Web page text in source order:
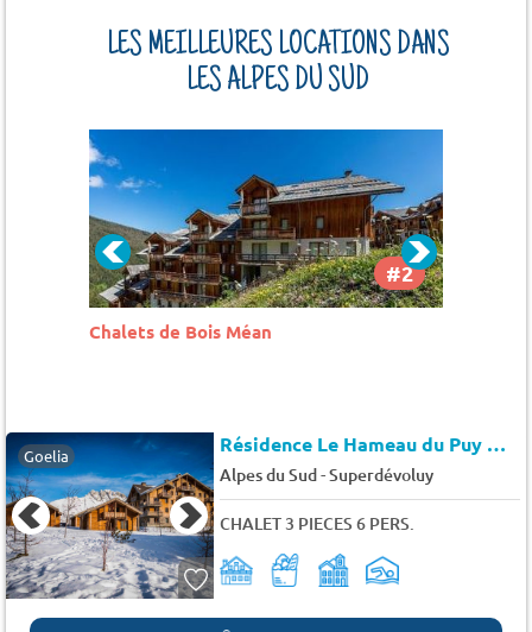
LES MEILLEURES LOCATIONS DANS
LES ALPES DU SUD
#3
Résidence La Combe d'Or
Goelia Résidence Le Hameau du Puy
Alpes du Sud-Superdévoluy
CHALET 3 PIECES 6 PERS.